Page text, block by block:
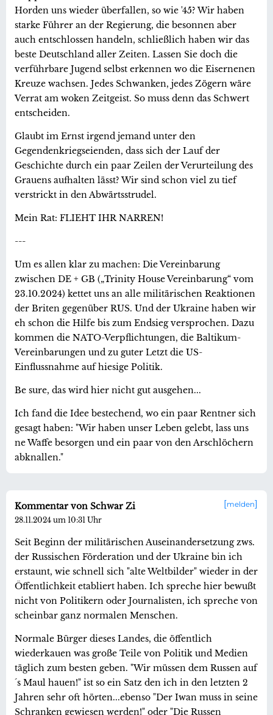
Horden uns wieder überfallen, so wie '45? Wir haben
starke Führer an der Regierung, die besonnen aber
auch entschlossen handeln, schließlich haben wir das
beste Deutschland aller Zeiten. Lassen Sie doch die
verführbare Jugend selbst erkennen wo die Eisernenen
Kreuze wachsen. Jedes Schwanken, jedes Zögern wäre
Verrat am woken Zeitgeist. So muss denn das Schwert
entscheiden.
Glaubt im Ernst irgend jemand unter den
Gegendenkriegseienden, dass sich der Lauf der
Geschichte durch ein paar Zeilen der Verurteilung des
Grauens aufhalten lässt? Wir sind schon viel zu tief
verstrickt in den Abwärtsstrudel.
Mein Rat: FLIEHT IHR NARREN!
---
Um es allen klar zu machen: Die Vereinbarung
zwischen DE + GB („Trinity House Vereinbarung“ vom
23.10.2024) kettet uns an alle militärischen Reaktionen
der Briten gegenüber RUS. Und der Ukraine haben wir
eh schon die Hilfe bis zum Endsieg versprochen. Dazu
kommen die NATO-Verpflichtungen, die Baltikum-
Vereinbarungen und zu guter Letzt die US-
Einflussnahme auf hiesige Politik.
Be sure, das wird hier nicht gut ausgehen...
Ich fand die Idee bestechend, wo ein paar Rentner sich
gesagt haben: "Wir haben unser Leben gelebt, lass uns
ne Waffe besorgen und ein paar von den Arschlöchern
abknallen."
melden
Kommentar von Schwar Zi
28.11.2024 um 10:31 Uhr
Seit Beginn der militärischen Auseinandersetzung zws.
der Russischen Förderation und der Ukraine bin ich
erstaunt, wie schnell sich "alte Weltbilder" wieder in der
Öffentlichkeit etabliert haben. Ich spreche hier bewußt
nicht von Politikern oder Journalisten, ich spreche von
scheinbar ganz normalen Menschen.
Normale Bürger dieses Landes, die öffentlich
wiederkauen was große Teile von Politik und Medien
täglich zum besten geben. "Wir müssen dem Russen auf
´s Maul hauen!" ist so ein Satz den ich in den letzten 2
Jahren sehr oft hörten...ebenso "Der Iwan muss in seine
Schranken gewiesen werden!" oder "Die Russen